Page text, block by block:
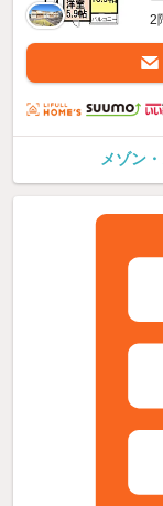
2
メゾン